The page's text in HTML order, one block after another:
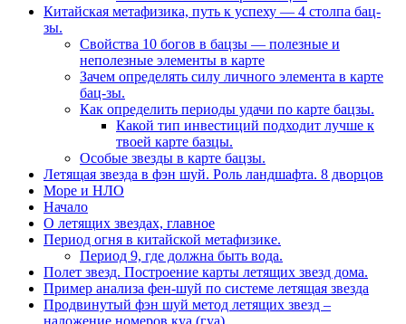
Китайская метафизика, путь к успеху — 4 столпа бац-
зы.
Свойства 10 богов в бацзы — полезные и
неполезные элементы в карте
Зачем определять силу личного элемента в карте
бац-зы.
Как определить периоды удачи по карте бацзы.
Какой тип инвестиций подходит лучше к
твоей карте базцы.
Особые звезды в карте бацзы.
Летящая звезда в фэн шуй. Роль ландшафта. 8 дворцов
Море и НЛО
Начало
О летящих звездах, главное
Период огня в китайской метафизике.
Период 9, где должна быть вода.
Полет звезд. Построение карты летящих звезд дома.
Пример анализа фен-шуй по системе летящая звезда
Продвинутый фэн шуй метод летящих звезд –